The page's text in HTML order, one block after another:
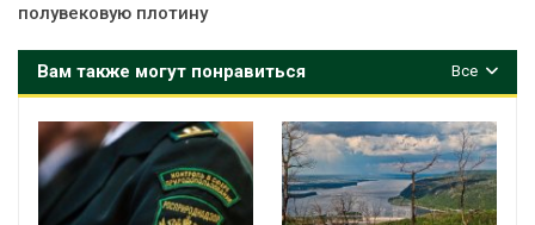
полувековую плотину
Все
Вам также могут понравиться